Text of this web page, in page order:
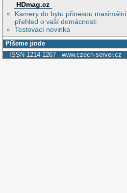
HDmag.cz
Kamery do bytu přinesou maximální
přehled o vaší domácnosti
Testovací novinka
Píšeme jinde
ISSN 1214-1267 www.czech-server.cz